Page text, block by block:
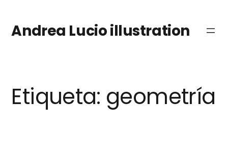
contenido
Andrea Lucio illustration
Etiqueta: geometría